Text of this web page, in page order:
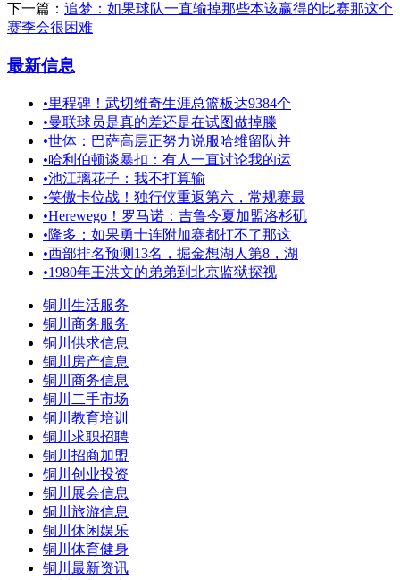
下一篇： 追梦：如果球队一直输掉那些本该赢得的比赛那这个
赛季会很困难
最新信息
•里程碑！武切维奇生涯总篮板达9384个
•曼联球员是真的差还是在试图做掉滕
•世体：巴萨高层正努力说服哈维留队并
•哈利伯顿谈暴扣：有人一直讨论我的运
•池江璃花子：我不打算输
•笑傲卡位战！独行侠重返第六，常规赛最
•Herewego！罗马诺：吉鲁今夏加盟洛杉矶
•隆多：如果勇士连附加赛都打不了那这
•西部排名预测13名，掘金想湖人第8，湖
•1980年王洪文的弟弟到北京监狱探视
铜川生活服务
铜川商务服务
铜川供求信息
铜川房产信息
铜川商务信息
铜川二手市场
铜川教育培训
铜川求职招聘
铜川招商加盟
铜川创业投资
铜川展会信息
铜川旅游信息
铜川休闲娱乐
铜川体育健身
铜川最新资讯